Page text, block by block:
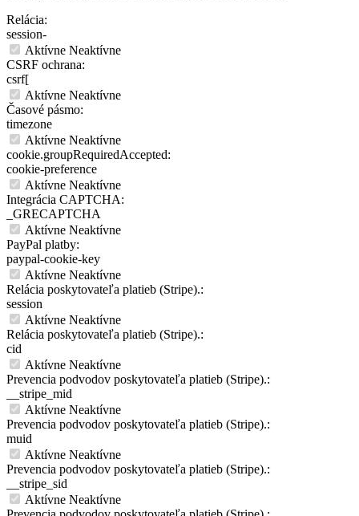
Relácia:
session-
Aktívne Neaktívne
CSRF ochrana:
csrf[
Aktívne Neaktívne
Časové pásmo:
timezone
Aktívne Neaktívne
cookie.groupRequiredAccepted:
cookie-preference
Aktívne Neaktívne
Integrácia CAPTCHA:
_GRECAPTCHA
Aktívne Neaktívne
PayPal platby:
paypal-cookie-key
Aktívne Neaktívne
Relácia poskytovateľa platieb (Stripe).:
session
Aktívne Neaktívne
Relácia poskytovateľa platieb (Stripe).:
cid
Aktívne Neaktívne
Prevencia podvodov poskytovateľa platieb (Stripe).:
__stripe_mid
Aktívne Neaktívne
Prevencia podvodov poskytovateľa platieb (Stripe).:
muid
Aktívne Neaktívne
Prevencia podvodov poskytovateľa platieb (Stripe).:
__stripe_sid
Aktívne Neaktívne